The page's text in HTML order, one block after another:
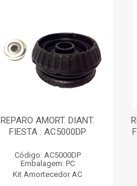
REPARO AMORT. DIANT.
FIESTA : AC5000DP
Código: AC5000DP
Embalagem: PC
Kit Amortecedor AC